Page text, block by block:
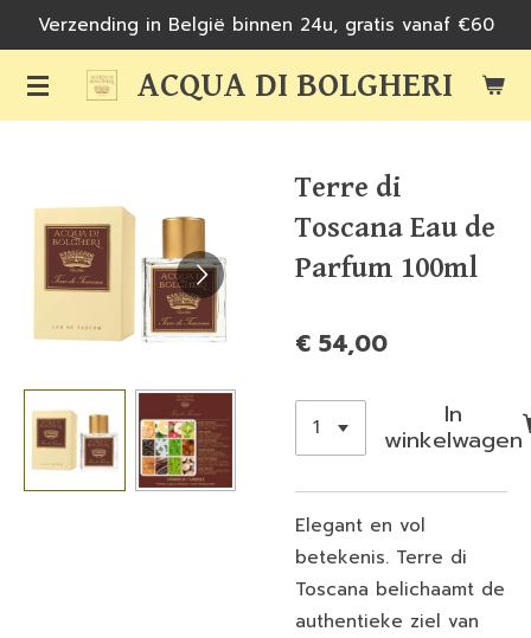
naar
de
ACQUA DI BOLGHERI
Verzending in België binnen 24u, gratis vanaf €60
Terre di
Toscana Eau de
Parfum 100ml
€ 54,00
In
winkelwagen
Elegant en vol
betekenis. Terre di
Toscana belichaamt de
authentieke ziel van